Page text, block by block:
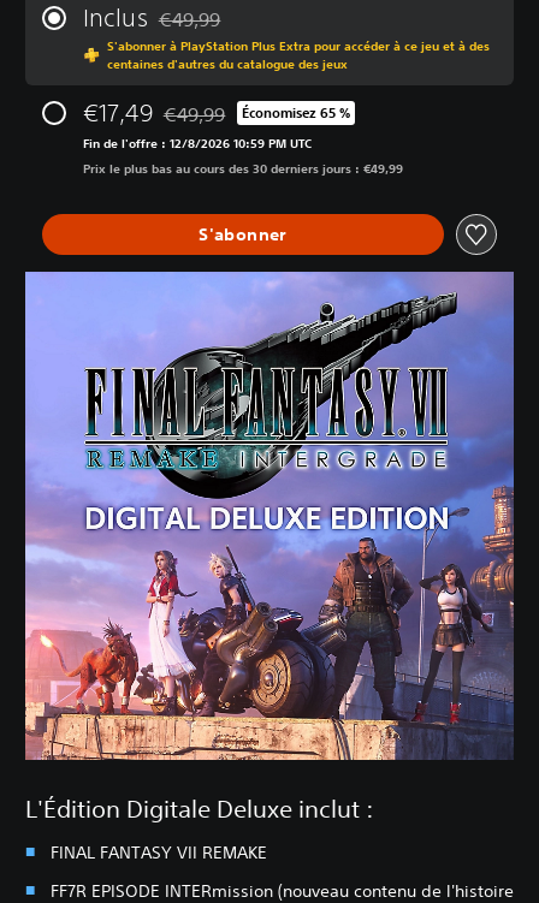
Inclus Remise par rapport au prix d'origine de €49,99
€49,99
S'abonner à PlayStation Plus Extra pour accéder à ce jeu et à des
centaines d'autres du catalogue des jeux
€17,49 Remise par rapport au prix d'origine de €49,99
€49,99 Économisez 65 %
Fin de l'offre : 12/8/2026 10:59 PM UTC
Prix le plus bas au cours des 30 derniers jours : €49,99
S'abonner
L'Édition Digitale Deluxe inclut :
FINAL FANTASY VII REMAKE
FF7R EPISODE INTERmission (nouveau contenu de l'histoire